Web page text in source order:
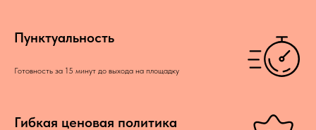
Пунктуальность
Готовность за 15 минут до выхода на площадку
Гибкая ценовая политика